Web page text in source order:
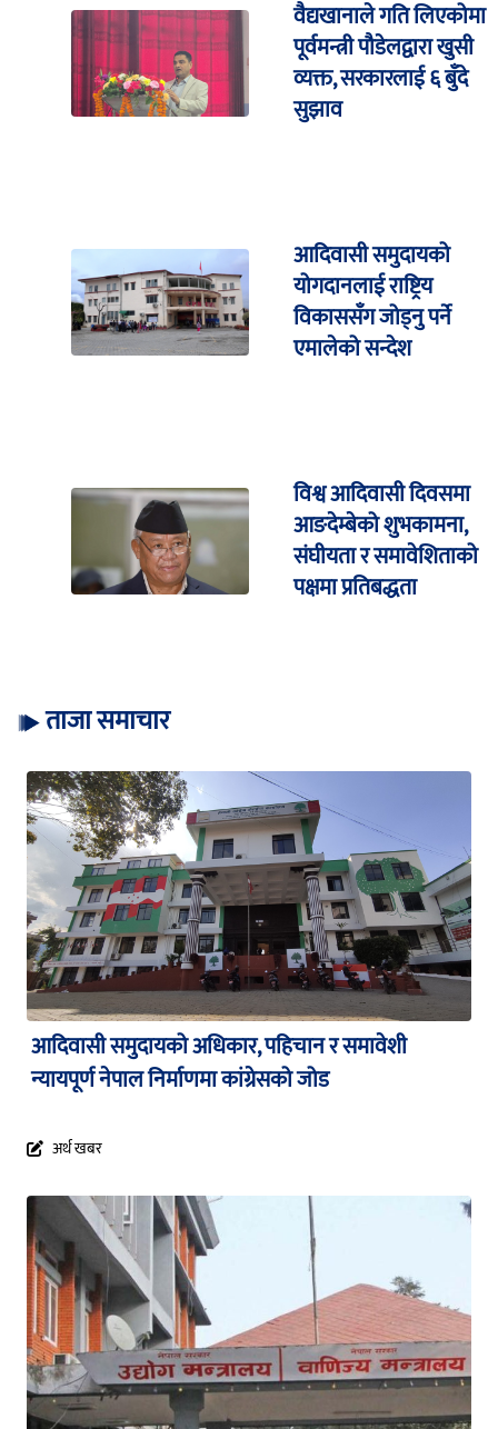
वैद्यखानाले गति लिएकोमा
पूर्वमन्त्री पौडेलद्वारा खुसी
व्यक्त, सरकारलाई ६ बुँदे
सुझाव
आदिवासी समुदायको
योगदानलाई राष्ट्रिय
विकाससँग जोड्नु पर्ने
एमालेको सन्देश
विश्व आदिवासी दिवसमा
आङदेम्बेको शुभकामना,
संघीयता र समावेशिताको
पक्षमा प्रतिबद्धता
ताजा समाचार
आदिवासी समुदायको अधिकार, पहिचान र समावेशी
न्यायपूर्ण नेपाल निर्माणमा कांग्रेसको जोड
अर्थ खबर